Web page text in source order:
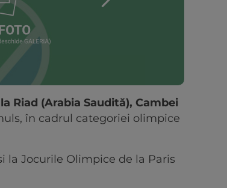
Riad (Arabia Saudită), Cambei
în cadrul categoriei olimpice
la Jocurile Olimpice de la Paris